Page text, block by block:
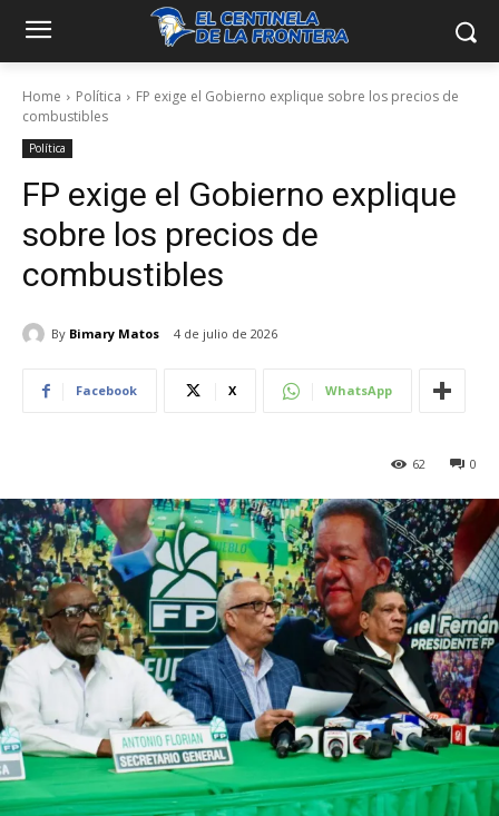
Home Política
FP exige el Gobierno explique sobre los precios de
combustibles
Política
FP exige el Gobierno explique
sobre los precios de
combustibles
By Bimary Matos 4 de julio de 2026
Facebook X WhatsApp
0
62